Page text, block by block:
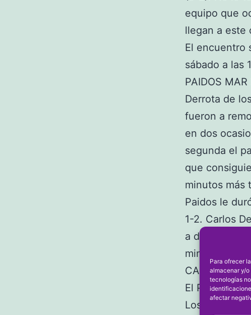
Para ofrecer
almacenar y/
tecnologías
afectar
equipo que
llegan a este
El encuentro
sábado a las
PAIDOS
Derrota de
fueron a
en dos
segunda el
que
minutos más
Paidos le
1-2. Carlos
a dos. Los
minutos para
CADETES:
El Paidos
Los